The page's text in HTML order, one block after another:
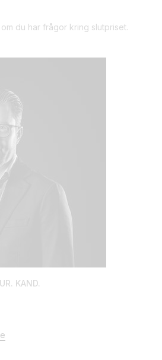
du har frågor kring slutpriset.
KAND.